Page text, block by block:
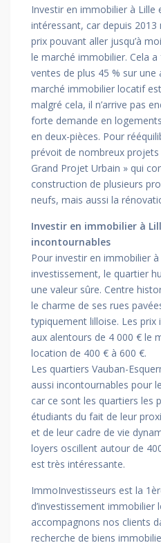
Investir en immobilier à Lille
intéressant, car depuis
prix pouvant aller jusqu’à
le marché immobilier. Cela
ventes de plus 45 % sur une
marché immobilier locatif
malgré cela, il n’arrive pas
forte demande en
en deux-pièces. Pour
prévoit de nombreux
Grand Projet Urbain » qui
construction de plusieurs
neufs, mais aussi la
Investir en immobilier à
incontournables
Pour investir en immobilier
investissement, le quartier
une valeur sûre. Centre
le charme de ses rues
typiquement lilloise. Les
aux alentours de 4 000 € le
location de 400 € à 600 €.
Les quartiers Vauban-
aussi incontournables pour
car ce sont les quartiers les
étudiants du fait de leur
et de leur cadre de vie
loyers oscillent autour de
est très intéressante.
ImmoInvestisseurs est la
d’investissement
accompagnons nos clients
recherche de biens